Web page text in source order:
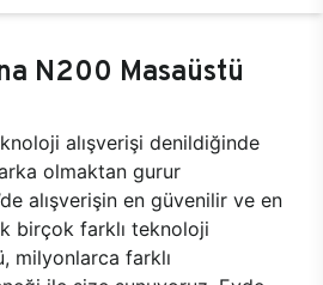
N200 Masaüstü
alışverişi denildiğinde
olmaktan gurur
alışverişin en güvenilir ve en
birçok farklı teknoloji
milyonlarca farklı